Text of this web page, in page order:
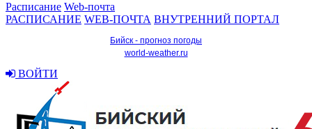
Расписание Web-почта
РАСПИСАНИЕ WEB-ПОЧТА ВНУТРЕННИЙ ПОРТАЛ
Бийск - прогноз погоды
world-weather.ru
ВОЙТИ